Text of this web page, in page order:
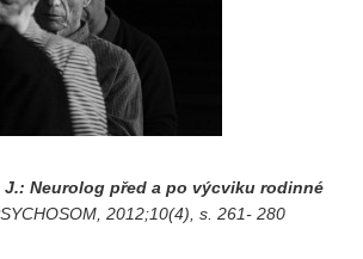
Vydání 1-2/ 2023
Vydání 1-2/ 2022
Vydání 3-4/ 2022
Vydání 3-4/ 2021
Vydání 1/ 2021
J.: Neurolog před a po výcviku rodinné
2012;10(4), s. 261- 280